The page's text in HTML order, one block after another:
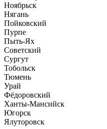
Ноябрьск
Нягань
Пойковский
Пурпе
Пыть-Ях
Советский
Сургут
Тобольск
Тюмень
Урай
Фёдоровский
Ханты-Мансийск
Югорск
Ялуторовск